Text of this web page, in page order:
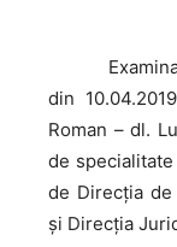
din
Roman – dl.
de
de Direcţia de
și Direcția